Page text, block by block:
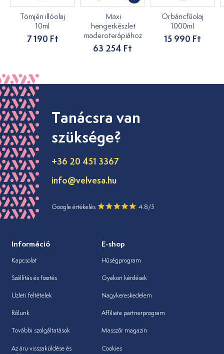
Tömjén illóolaj
10ml
7 190 Ft
Maxi
hengerkészlet
maderoterápiához
63 254 Ft
Orbáncfűolaj
1000ml
15 990 Ft
Tanácsra van
szüksége?
+36 20 451 3367
info@velvesa.hu
Google értékelés 4.8/5
Információ
Kapcsolat
Szállítás és fizetés
Üzleti feltételek
Rólunk
További szolgáltatások
Az áru visszaküldése és
E-shop
Hűségprogram
Gyakori kérdések
Nagykereskedelem
Affiliate partnerprogram
Masszőr magazin
Cookies